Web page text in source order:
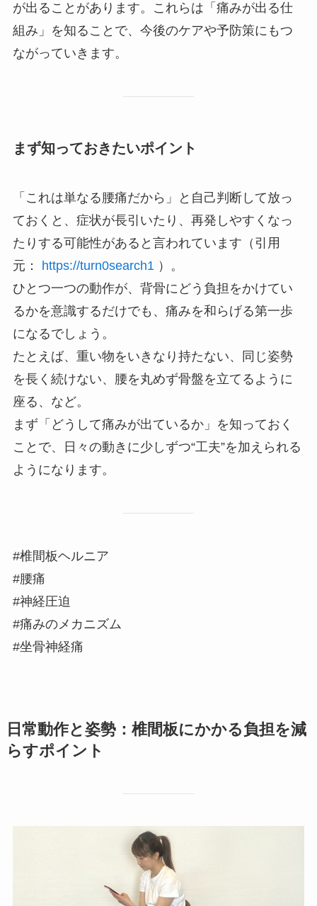
が出ることがあります。これらは「痛みが出る仕
組み」を知ることで、今後のケアや予防策にもつ
ながっていきます。
まず知っておきたいポイント
「これは単なる腰痛だから」と自己判断して放っ
ておくと、症状が長引いたり、再発しやすくなっ
たりする可能性があると言われています（引用
元： https://turn0search1 ）。
ひとつ一つの動作が、背骨にどう負担をかけてい
るかを意識するだけでも、痛みを和らげる第一歩
になるでしょう。
たとえば、重い物をいきなり持たない、同じ姿勢
を長く続けない、腰を丸めず骨盤を立てるように
座る、など。
まず「どうして痛みが出ているか」を知っておく
ことで、日々の動きに少しずつ“工夫”を加えられる
ようになります。
#椎間板ヘルニア
#腰痛
#神経圧迫
#痛みのメカニズム
#坐骨神経痛
日常動作と姿勢：椎間板にかかる負担を減
らすポイント